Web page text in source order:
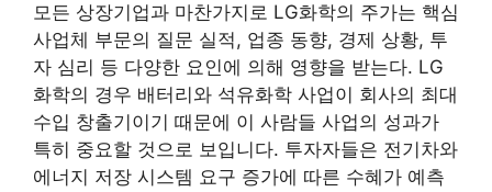
모든 상장기업과 마찬가지로 LG화학의 주가는 핵심
사업체 부문의 질문 실적, 업종 동향, 경제 상황, 투
자 심리 등 다양한 요인에 의해 영향을 받는다. LG
화학의 경우 배터리와 석유화학 사업이 회사의 최대
수입 창출기이기 때문에 이 사람들 사업의 성과가
특히 중요할 것으로 보입니다. 투자자들은 전기차와
에너지 저장 시스템 요구 증가에 따른 수혜가 예측